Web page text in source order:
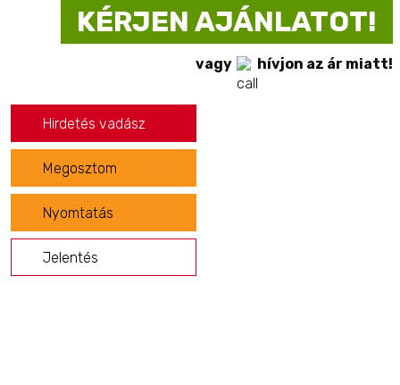
KÉRJEN AJÁNLATOT!
vagy hívjon az ár miatt!
Hirdetés vadász
Megosztom
Nyomtatás
Jelentés